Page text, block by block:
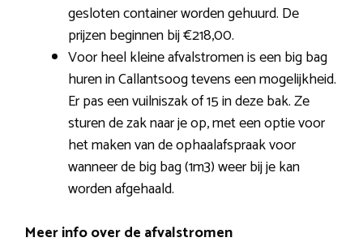
gesloten container worden gehuurd. De
prijzen beginnen bij €218,00.
Voor heel kleine afvalstromen is een big bag
huren in Callantsoog tevens een mogelijkheid.
Er pas een vuilniszak of 15 in deze bak. Ze
sturen de zak naar je op, met een optie voor
het maken van de ophaalafspraak voor
wanneer de big bag (1m3) weer bij je kan
worden afgehaald.
Meer info over de afvalstromen